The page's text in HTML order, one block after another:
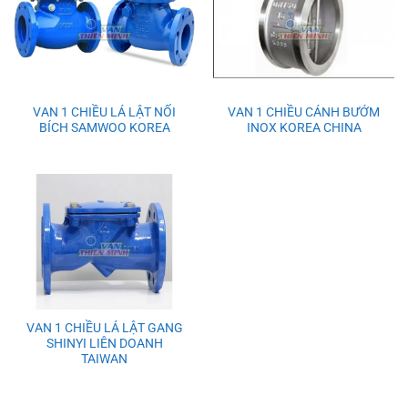
VAN 1 CHIỀU LÁ LẬT NỐI
BÍCH SAMWOO KOREA
VAN 1 CHIỀU CÁNH BƯỚM
INOX KOREA CHINA
VAN 1 CHIỀU LÁ LẬT GANG
SHINYI LIÊN DOANH
TAIWAN